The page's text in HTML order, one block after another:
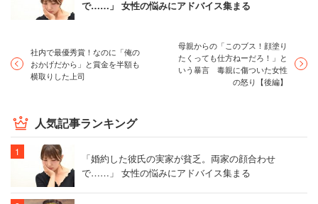
で……」 女性の悩みにアドバイス集まる
社内で最優秀賞！なのに「俺の
おかげだから」と賞金を半額も
横取りした上司
母親からの「このブス！顔塗り
たくっても仕方ねーだろ！」と
いう暴言 毒親に傷ついた女性
の怒り【後編】
人気記事ランキング
「婚約した彼氏の実家が貧乏。両家の顔合わせ
で……」 女性の悩みにアドバイス集まる